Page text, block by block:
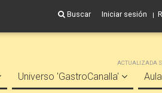
Buscar Iniciar sesión
ACTUALIZADA
Universo 'GastroCanalla'